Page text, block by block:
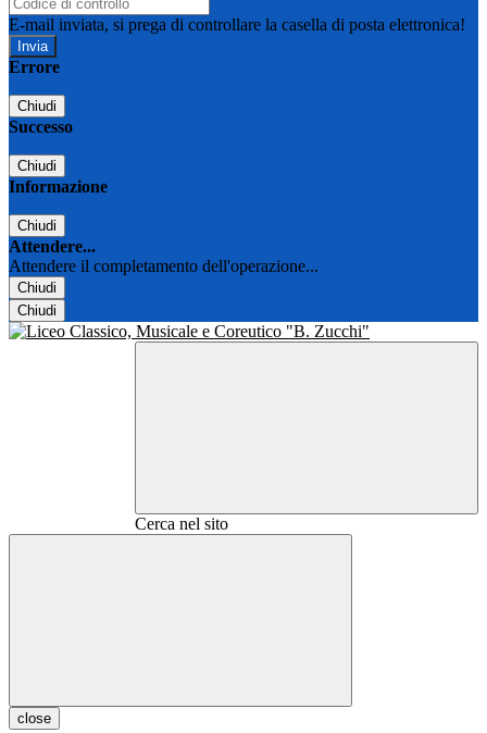
E-mail inviata, si prega di controllare la casella di posta elettronica!
Errore
Chiudi
Successo
Chiudi
Informazione
Chiudi
Attendere...
Attendere il completamento dell'operazione...
Chiudi
Chiudi
Cerca nel sito
close